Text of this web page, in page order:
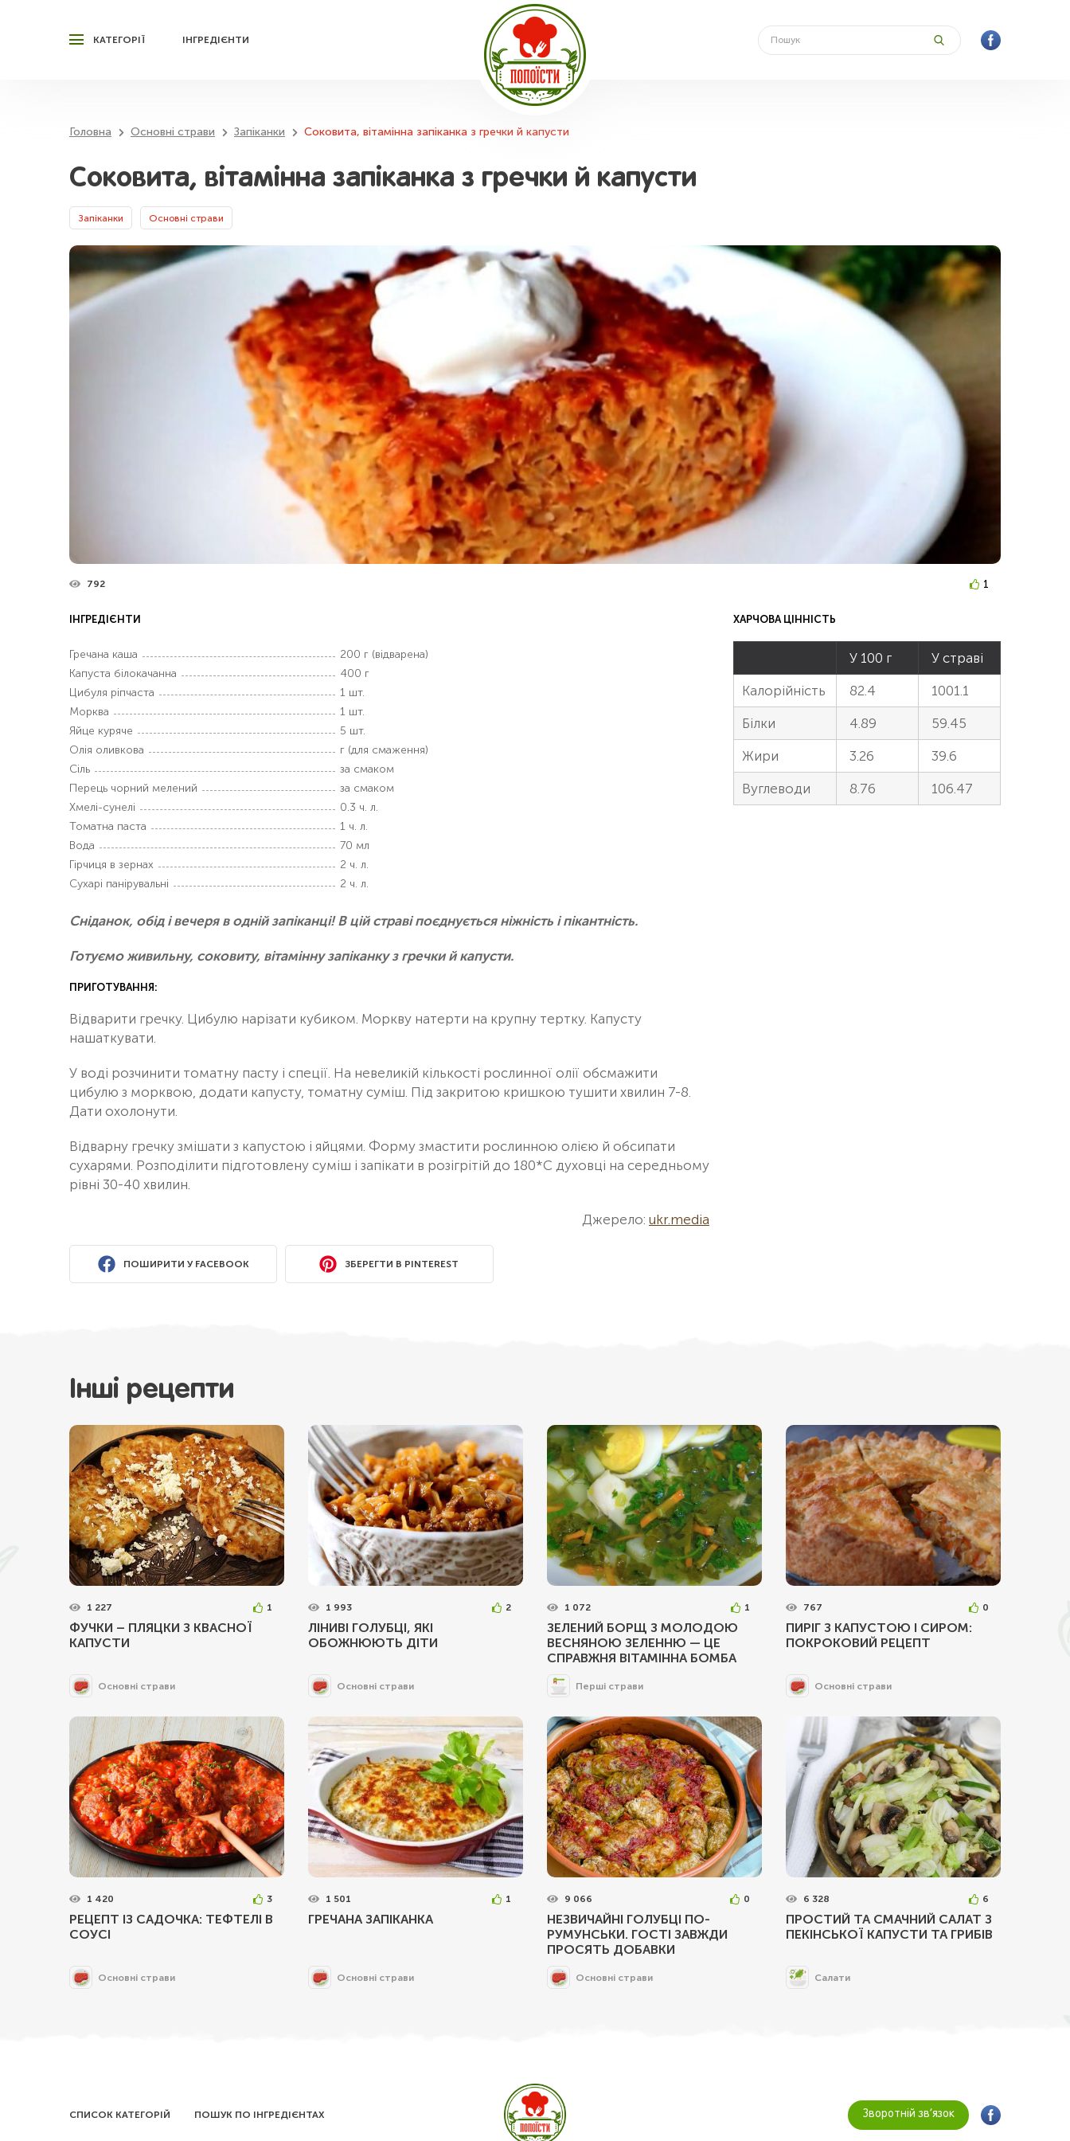
КАТЕГОРІЇ ІНГРЕДІЄНТИ
Головна Основні страви Запіканки Соковита, вітамінна запіканка з гречки й капусти
Соковита, вітамінна запіканка з гречки й капусти
Запіканки Основні страви
792 1
ІНГРЕДІЄНТИ
Гречана каша
200 г (відварена)
Капуста білокачанна
400 г
Цибуля ріпчаста
1 шт.
Морква
1 шт.
Яйце куряче
5 шт.
Олія оливкова
г (для смаження)
Сіль
за смаком
Перець чорний мелений
за смаком
Хмелі-сунелі
0.3 ч. л.
Томатна паста
1 ч. л.
Вода
70 мл
Гірчиця в зернах
2 ч. л.
Сухарі панірувальні
2 ч. л.
Сніданок, обід і вечеря в одній запіканці! В цій страві поєднується ніжність і пікантність.
Готуємо живильну, соковиту, вітамінну запіканку з гречки й капусти.
ПРИГОТУВАННЯ:
Відварити гречку. Цибулю нарізати кубиком. Моркву натерти на крупну тертку. Капусту
нашаткувати.
У воді розчинити томатну пасту і спеції. На невеликій кількості рослинної олії обсмажити
цибулю з морквою, додати капусту, томатну суміш. Під закритою кришкою тушити хвилин 7-8.
Дати охолонути.
Відварну гречку змішати з капустою і яйцями. Форму змастити рослинною олією й обсипати
сухарями. Розподілити підготовлену суміш і запікати в розігрітій до 180*С духовці на середньому
рівні 30-40 хвилин.
Джерело: ukr.media
ПОШИРИТИ У FACEBOOK ЗБЕРЕГТИ В PINTEREST
ХАРЧОВА ЦІННІСТЬ
У 100 г У страві
Калорійність 82.4 1001.1
Білки 4.89 59.45
Жири 3.26 39.6
Вуглеводи 8.76 106.47
Інші рецепти
1 227 1
ФУЧКИ – ПЛЯЦКИ З КВАСНОЇ
КАПУСТИ
Основні страви
1 993 2
ЛІНИВІ ГОЛУБЦІ, ЯКІ
ОБОЖНЮЮТЬ ДІТИ
Основні страви
1 072 1
ЗЕЛЕНИЙ БОРЩ З МОЛОДОЮ
ВЕСНЯНОЮ ЗЕЛЕННЮ — ЦЕ
СПРАВЖНЯ ВІТАМІННА БОМБА
Перші страви
767 0
ПИРІГ З КАПУСТОЮ І СИРОМ:
ПОКРОКОВИЙ РЕЦЕПТ
Основні страви
1 420 3
РЕЦЕПТ ІЗ САДОЧКА: ТЕФТЕЛІ В
СОУСІ
Основні страви
1 501 1
ГРЕЧАНА ЗАПІКАНКА
Основні страви
9 066 0
НЕЗВИЧАЙНІ ГОЛУБЦІ ПО-
РУМУНСЬКИ. ГОСТІ ЗАВЖДИ
ПРОСЯТЬ ДОБАВКИ
Основні страви
6 328 6
ПРОСТИЙ ТА СМАЧНИЙ САЛАТ З
ПЕКІНСЬКОЇ КАПУСТИ ТА ГРИБІВ
Салати
СПИСОК КАТЕГОРІЙ ПОШУК ПО ІНГРЕДІЄНТАХ Зворотній зв’язок